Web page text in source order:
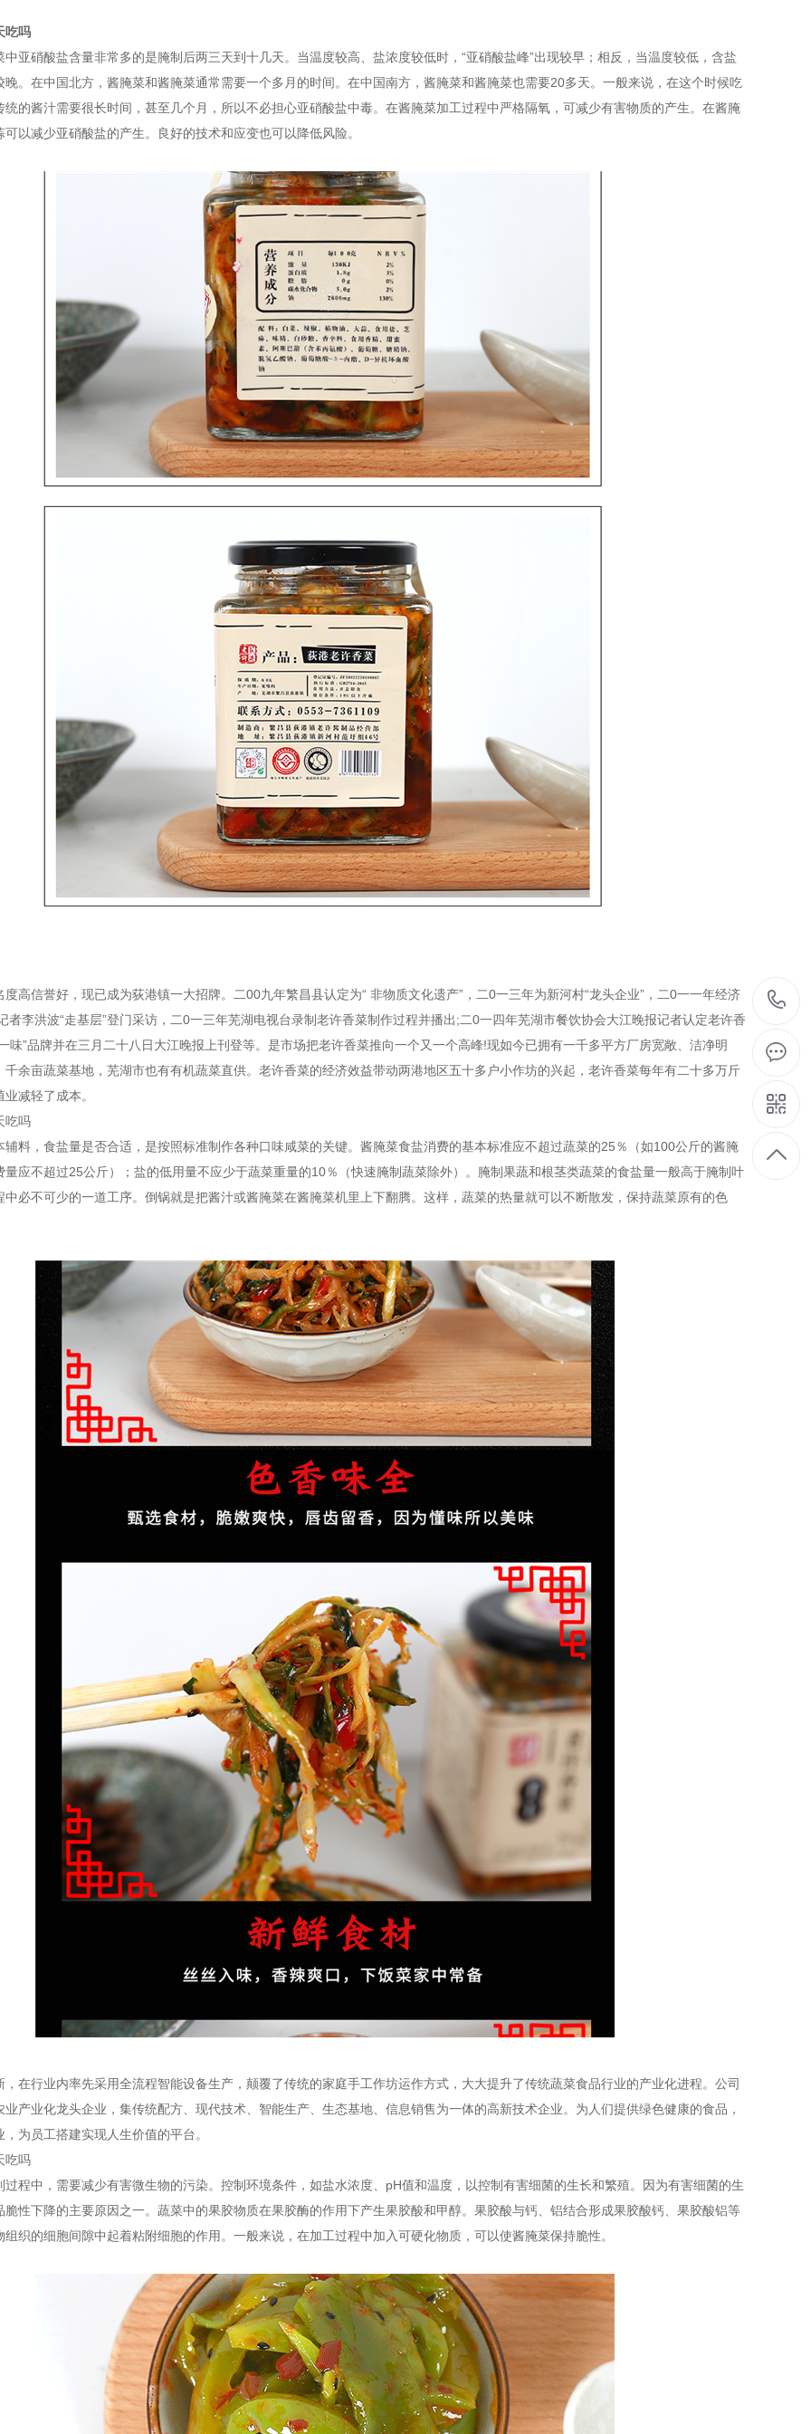
吃吗
中亚硝酸盐含量非常多的是腌制后两三天到十几天。当温度较高、盐浓度较低时，“亚硝酸盐峰”出现较早；相反，当温度较低，含盐
晚。在中国北方，酱腌菜和酱腌菜通常需要一个多月的时间。在中国南方，酱腌菜和酱腌菜也需要20多天。一般来说，在这个时候吃
统的酱汁需要很长时间，甚至几个月，所以不必担心亚硝酸盐中毒。在酱腌菜加工过程中严格隔氧，可减少有害物质的产生。在酱腌
以减少亚硝酸盐的产生。良好的技术和应变也可以降低风险。
度高信誉好，现已成为荻港镇一大招牌。二00九年繁昌县认定为“ 非物质文化遗产”，二0一三年为新河村“龙头企业”，二0一一年经济
者李洪波“走基层”登门采访，二0一三年芜湖电视台录制老许香菜制作过程并播出;二0一四年芜湖市餐饮协会大江晚报记者认定老许香
味”品牌并在三月二十八日大江晚报上刊登等。是市场把老许香菜推向一个又一个高峰!现如今已拥有一千多平方厂房宽敞、洁净明
千余亩蔬菜基地，芜湖市也有有机蔬菜直供。老许香菜的经济效益带动两港地区五十多户小作坊的兴起，老许香菜每年有二十多万斤
减轻了成本。
吃吗
辅料，食盐量是否合适，是按照标准制作各种口味咸菜的关键。酱腌菜食盐消费的基本标准应不超过蔬菜的25％（如100公斤的酱腌
量应不超过25公斤）；盐的低用量不应少于蔬菜重量的10％（快速腌制蔬菜除外）。腌制果蔬和根茎类蔬菜的食盐量一般高于腌制叶
中必不可少的一道工序。倒锅就是把酱汁或酱腌菜在酱腌菜机里上下翻腾。这样，蔬菜的热量就可以不断散发，保持蔬菜原有的色
，在行业内率先采用全流程智能设备生产，颠覆了传统的家庭手工作坊运作方式，大大提升了传统蔬菜食品行业的产业化进程。公司
业产业化龙头企业，集传统配方、现代技术、智能生产、生态基地、信息销售为一体的高新技术企业。为人们提供绿色健康的食品，
为员工搭建实现人生价值的平台。
吃吗
过程中，需要减少有害微生物的污染。控制环境条件，如盐水浓度、pH值和温度，以控制有害细菌的生长和繁殖。因为有害细菌的生
脆性下降的主要原因之一。蔬菜中的果胶物质在果胶酶的作用下产生果胶酸和甲醇。果胶酸与钙、铝结合形成果胶酸钙、果胶酸铝等
织的细胞间隙中起着粘附细胞的作用。一般来说，在加工过程中加入可硬化物质，可以使酱腌菜保持脆性。